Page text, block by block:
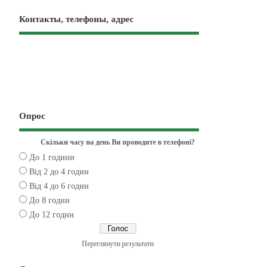
Контакты, телефоны, адрес
Опрос
Скільки часу на день Ви проводите в телефоні?
До 1 години
Від 2 до 4 годин
Від 4 до 6 годин
До 8 годин
До 12 годин
Переглянути результати